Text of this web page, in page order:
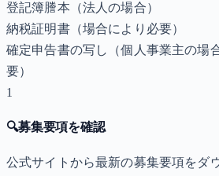
登記簿謄本（法人の場合）
納税証明書（場合により必要）
確定申告書の写し（個人事業主の場合
要）
1
🔍募集要項を確認
公式サイトから最新の募集要項をダ